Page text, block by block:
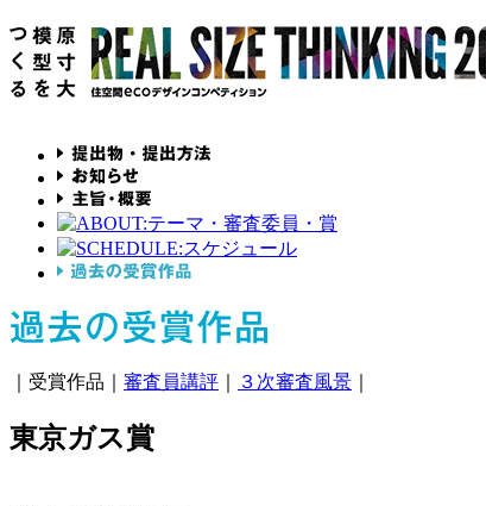
｜受賞作品｜ 審査員講評 ３次審査風景
東京ガス賞